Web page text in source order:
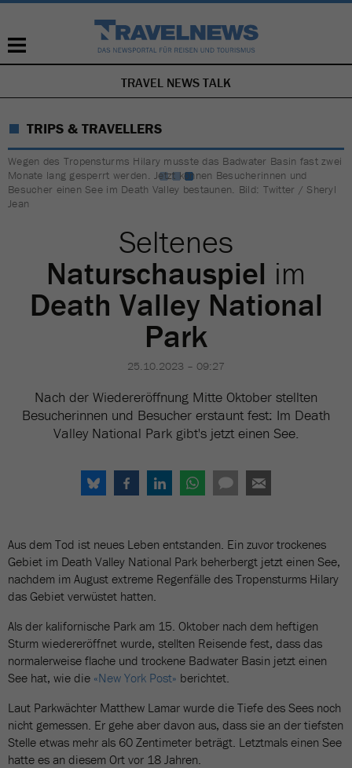
NAVIGATION
ÜBERSPRINGEN
TRAVEL NEWS TALK
TRIPS & TRAVELLERS
Wegen des Tropensturms Hilary musste das Badwater Basin fast zwei
Monate lang gesperrt werden. Jetzt können Besucherinnen und
Besucher einen See im Death Valley bestaunen. Bild: Twitter / Sheryl
Jean
Seltenes
Naturschauspiel im
Death Valley National
Park
25.10.2023 – 09:27
Nach der Wiedereröffnung Mitte Oktober stellten
Besucherinnen und Besucher erstaunt fest: Im Death
Valley National Park gibt's jetzt einen See.
Aus dem Tod ist neues Leben entstanden. Ein zuvor trockenes
Gebiet im Death Valley National Park beherbergt jetzt einen See,
nachdem im August extreme Regenfälle des Tropensturms Hilary
das Gebiet verwüstet hatten.
Als der kalifornische Park am 15. Oktober nach dem heftigen
Sturm wiedereröffnet wurde, stellten Reisende fest, dass das
normalerweise flache und trockene Badwater Basin jetzt einen
See hat, wie die «New York Post» berichtet.
Laut Parkwächter Matthew Lamar wurde die Tiefe des Sees noch
nicht gemessen. Er gehe aber davon aus, dass sie an der tiefsten
Stelle etwas mehr als 60 Zentimeter beträgt. Letztmals einen See
hatte es an diesem Ort vor 18 Jahren.